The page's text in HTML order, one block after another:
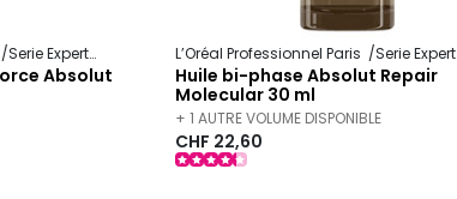
Serie Expert Absolut Repair Molecular
Absolut
L’Oréal Professionnel Paris Serie Expert
Huile bi-phase Absolut Repair
Molecular 30 ml
+ 1 AUTRE VOLUME DISPONIBLE
CHF 22,60